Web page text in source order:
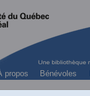
propos Bénévoles